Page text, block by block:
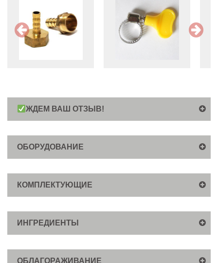
ЖДЕМ ВАШ ОТЗЫВ!
ОБОРУДОВАНИЕ
КОМПЛЕКТУЮЩИЕ
ИНГРЕДИЕНТЫ
ОБЛАГОРАЖИВАНИЕ